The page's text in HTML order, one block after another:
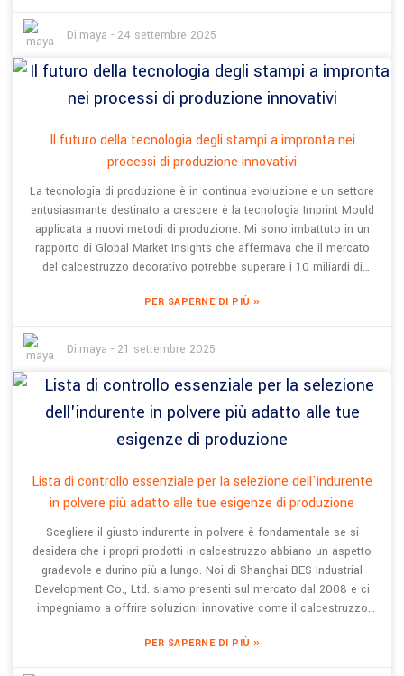
Shanghai BES Industrial Development Co., Ltd. è stata una vera
pioniera in questo settore fin dal 2008, soprattutto con il suo
Color Artistic Stamp Concrete e altri prodotti interessanti.
L'aggiunta di Concrete Floor Stamps consente di trasformare
pavimenti semplici e noiosi in elementi accattivanti che non sono
materiali standard non possono competere. Questa guida vi
illustrerà diversi modi per utilizzare questi stampi e ne evidenzierà i
del design e a far risaltare davvero il vostro spazio.
Di:maya - 24 settembre 2025
Il futuro della tecnologia degli stampi a impronta nei
processi di produzione innovativi
La tecnologia di produzione è in continua evoluzione e un settore
entusiasmante destinato a crescere è la tecnologia Imprint Mould
applicata a nuovi metodi di produzione. Mi sono imbattuto in un
rapporto di Global Market Insights che affermava che il mercato
del calcestruzzo decorativo potrebbe superare i 10 miliardi di
materiali da costruzione più eleganti ma durevoli. Shanghai BES
settore dal 2008. Lavora con una serie di prodotti come il Color
Permeable Concrete e il Color Artistic Stamp Concrete, e utilizza
la tecnologia Imprint Mould per rendere i progetti più flessibili ed
efficienti. Onestamente, questo tipo di innovazione non solo
migliora l'aspetto delle pavimentazioni, ma contribuisce anche a
raggiungere gli attuali obiettivi di sostenibilità nello sviluppo
Imprint Mould abbia un enorme potenziale per rivoluzionare il
mondo della produzione, portando una nuova ondata di creatività e
praticità per il calcestruzzo decorativo. È sicuramente un momento
entusiasmante per questo settore!
PER SAPERNE DI PIÙ »
Di:maya - 21 settembre 2025
Lista di controllo essenziale per la selezione dell'indurente
in polvere più adatto alle tue esigenze di produzione
Scegliere il giusto indurente in polvere è fondamentale se si
desidera che i propri prodotti in calcestruzzo abbiano un aspetto
gradevole e durino più a lungo. Noi di Shanghai BES Industrial
Development Co., Ltd. siamo presenti sul mercato dal 2008 e ci
impegniamo a offrire soluzioni innovative come il calcestruzzo
adesiva. Come azienda tecnologicamente avanzata,
PER SAPERNE DI PIÙ »